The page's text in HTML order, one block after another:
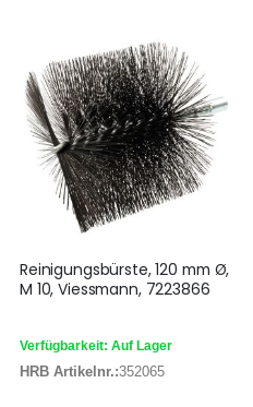
Reinigungsbürste, 120 mm Ø,
M 10, Viessmann, 7223866
Verfügbarkeit: Auf Lager
HRB Artikelnr.:352065